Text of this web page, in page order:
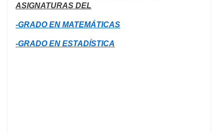
ASIGNATURAS DEL
-GRADO EN MATEMÁTICAS
-GRADO EN ESTADÍSTICA